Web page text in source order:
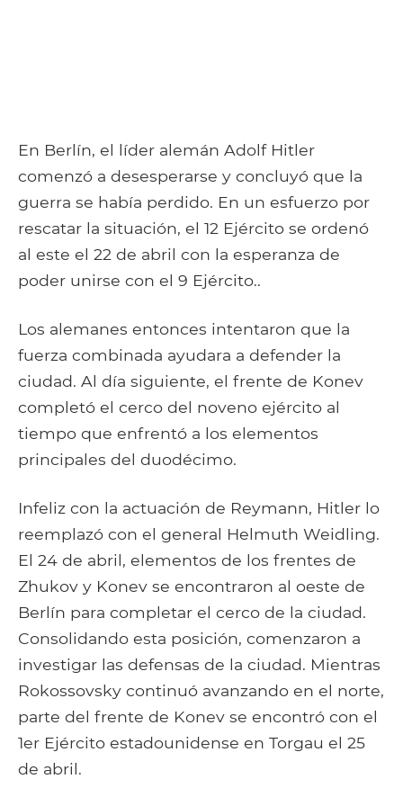
En Berlín, el líder alemán Adolf Hitler
comenzó a desesperarse y concluyó que la
guerra se había perdido. En un esfuerzo por
rescatar la situación, el 12 Ejército se ordenó
al este el 22 de abril con la esperanza de
poder unirse con el 9 Ejército..
Los alemanes entonces intentaron que la
fuerza combinada ayudara a defender la
ciudad. Al día siguiente, el frente de Konev
completó el cerco del noveno ejército al
tiempo que enfrentó a los elementos
principales del duodécimo.
Infeliz con la actuación de Reymann, Hitler lo
reemplazó con el general Helmuth Weidling.
El 24 de abril, elementos de los frentes de
Zhukov y Konev se encontraron al oeste de
Berlín para completar el cerco de la ciudad.
Consolidando esta posición, comenzaron a
investigar las defensas de la ciudad. Mientras
Rokossovsky continuó avanzando en el norte,
parte del frente de Konev se encontró con el
1er Ejército estadounidense en Torgau el 25
de abril.